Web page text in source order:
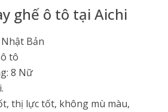
ghế ô tô tại Aichi
Nhật Bản
tô
8 Nữ
thị lực tốt, không mù màu,